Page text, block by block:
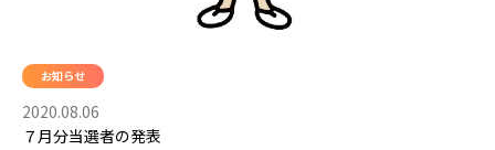
お知らせ
2020.08.06
７月分当選者の発表